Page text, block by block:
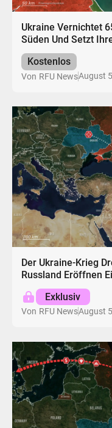
Ukraine Vernichtet
Süden Und Setzt
Kostenlos
Von RFU NewsAugust
Der Ukraine-Krieg
Russland Eröffnen
Exklusiv
Von RFU NewsAugust